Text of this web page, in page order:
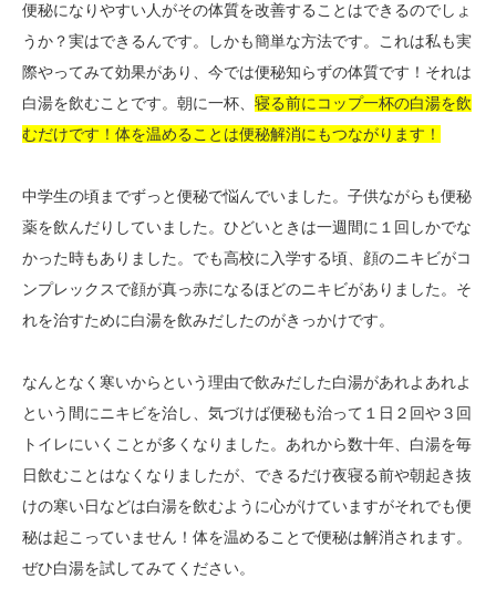
便秘になりやすい人がその体質を改善することはできるのでしょ
うか？実はできるんです。しかも簡単な方法です。これは私も実
際やってみて効果があり、今では便秘知らずの体質です！それは
白湯を飲むことです。朝に一杯、 寝る前にコップ一杯の白湯を飲
むだけです！体を温めることは便秘解消にもつながります！
中学生の頃までずっと便秘で悩んでいました。子供ながらも便秘
薬を飲んだりしていました。ひどいときは一週間に１回しかでな
かった時もありました。でも高校に入学する頃、顔のニキビがコ
ンプレックスで顔が真っ赤になるほどのニキビがありました。そ
れを治すために白湯を飲みだしたのがきっかけです。
なんとなく寒いからという理由で飲みだした白湯があれよあれよ
という間にニキビを治し、気づけば便秘も治って１日２回や３回
トイレにいくことが多くなりました。あれから数十年、白湯を毎
日飲むことはなくなりましたが、できるだけ夜寝る前や朝起き抜
けの寒い日などは白湯を飲むように心がけていますがそれでも便
秘は起こっていません！体を温めることで便秘は解消されます。
ぜひ白湯を試してみてください。